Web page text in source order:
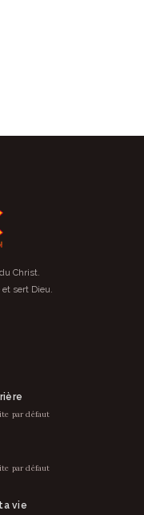
Christ.
sert Dieu.
par défaut
par défaut
vie